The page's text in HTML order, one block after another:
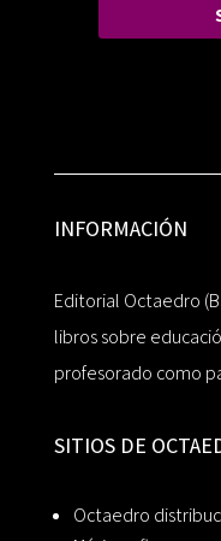
INFORMACIÓN
Editorial Octaedro
libros sobre
profesorado como
SITIOS DE
Octaedro